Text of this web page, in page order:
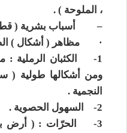
، الملوحة ) .
–
أسباب بشرية (
· مظاهر ( أشكال )
1-
الكثبان الرملية :
ومن أشكالها طولية (
النجمية .
2-
السهول الحصوية .
3-
الحرّات : ( أرض